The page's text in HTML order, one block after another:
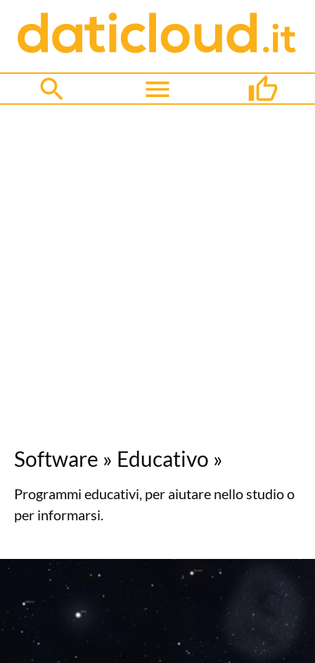
Software » Educativo »
Programmi educativi, per aiutare nello studio o
per informarsi.